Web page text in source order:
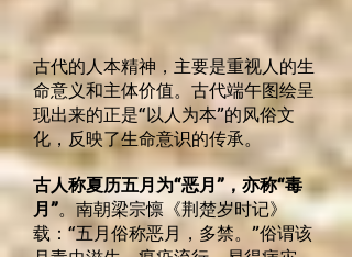
古代的人本精神，主要是重视人的生
命意义和主体价值。古代端午图绘呈
现出来的正是“以人为本”的风俗文
化，反映了生命意识的传承。
古人称夏历五月为“恶月”，亦称“毒
月”。南朝梁宗懔《荆楚岁时记》
载：“五月俗称恶月，多禁。”俗谓该